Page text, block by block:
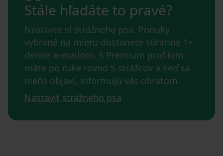
Stále hľadáte to pravé?
Nastavte si strážneho psa. Ponuky
vybrané na mieru dostanete súhrnne 1×
denne e-mailom. S Premium profilom
máte po ruke rovno 5 strážcov a keď sa
niečo objaví, informujú vás obratom.
Nastaviť strážneho psa